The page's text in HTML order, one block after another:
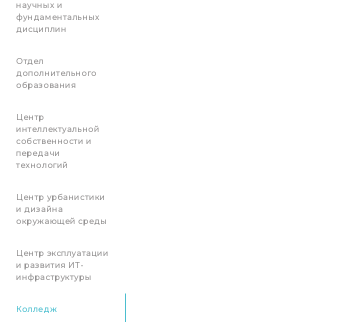
научных и
фундаментальных
дисциплин
Отдел
дополнительного
образования
Центр
интеллектуальной
собственности и
передачи
технологий
Центр урбанистики
и дизайна
окружающей среды
Центр эксплуатации
и развития ИТ-
инфраструктуры
Колледж